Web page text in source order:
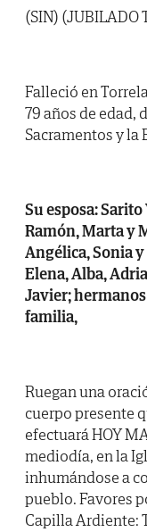
(SIN) (JUBILADO
Falleció en
79 años de edad,
Sacramentos y
Su esposa:
Ramón, Marta y
Angélica, Sonia
Elena, Alba,
Javier;
familia,
Ruegan una
cuerpo presente
efectuará HOY
mediodía, en la
inhumándose a
pueblo. Favores
Capilla Ardiente: